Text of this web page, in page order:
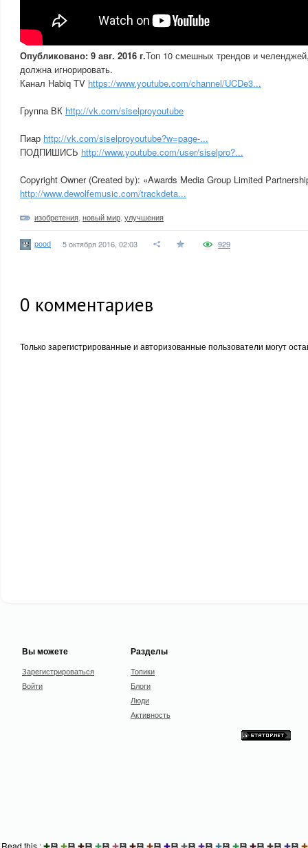
Опубликовано: 9 авг. 2016 г.Топ 10 смешных трендов и
должна игнорировать.
Канал Habiq TV https://www.youtube.com/channel/UCDe3...
Группа ВК http://vk.com/siselproyoutube
Пиар http://vk.com/siselproyoutube?w=page-...
ПОДПИШИСЬ http://www.youtube.com/user/siselpro?...
Copyright Owner (Created by): «Awards Media Group Limited
http://www.dewolfemusic.com/trackdeta...
изобретения новый мир улучшения
pood 5 октября 2016, 02:03 929
0 комментариев
Только зарегистрированные и авторизованные пользователи могут
Вы можете
Зарегистрироваться
Войти
Разделы
Топики
Блоги
Люди
Активность
Read this :✚💾 ✚💾 ✚💾 ✚💾 ✚💾 ✚💾 ✚💾 ✚💾 ✚💾 ✚💾 ✚💾 ✚💾 ✚💾 ✚💾 ✚💾 ✚